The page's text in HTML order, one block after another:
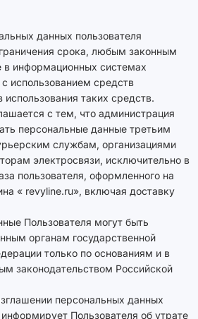
данных пользователя
срока, любым законным
в информационных системах
использованием средств
использования таких средств.
с тем, что администрация
персональные данные третьим
службам, организациями
электросвязи, исключительно в
пользователя, оформленного на
« revyline.ru», включая доставку
Пользователя могут быть
органам государственной
только по основаниям и в
законодательством Российской
персональных данных
Пользователя об утрате